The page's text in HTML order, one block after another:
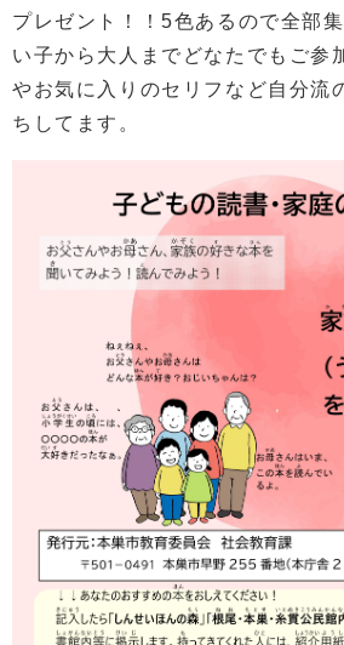
プレゼント！！5色あるので全部
い子から大人までどなたでもご参
やお気に入りのセリフなど自分流
ちしてます。